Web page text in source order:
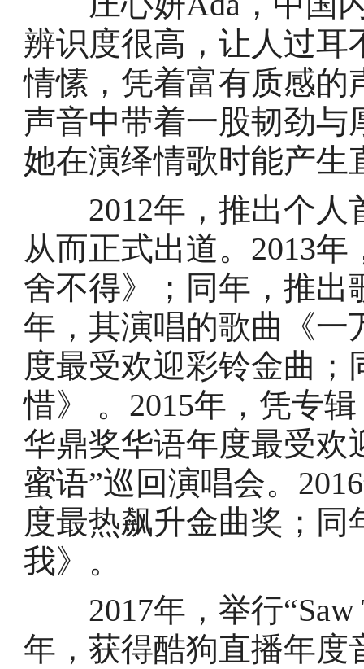
辨识度很高，让人过耳
情愫，凭着富有质感的
声音中带着一股韧劲
她在演绎情歌时能产生
2012年，推出个人
从而正式出道。2013
舍不得》；同年，推出
年，其演唱的歌曲《一
度最受欢迎彩铃金曲
惜》 。2015年，凭专
华鼎奖华语年度最受欢
蜜语”巡回演唱会。
度最热飙升金曲奖；
我》。
2017年，举行“Saw
年，获得酷狗直播年度